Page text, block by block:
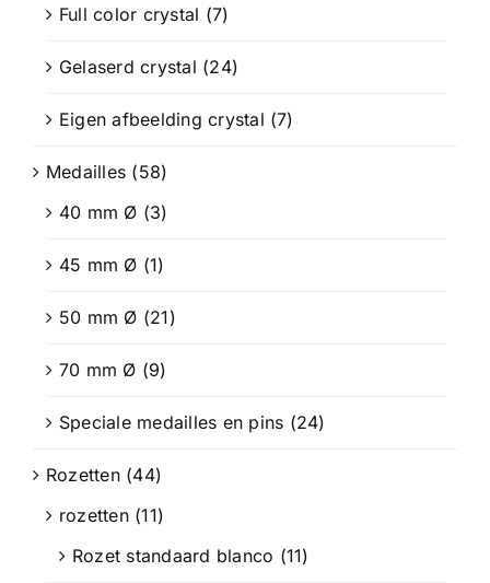
Full color crystal (7)
Gelaserd crystal (24)
Eigen afbeelding crystal (7)
Medailles (58)
40 mm Ø (3)
45 mm Ø (1)
50 mm Ø (21)
70 mm Ø (9)
Speciale medailles en pins (24)
Rozetten (44)
rozetten (11)
Rozet standaard blanco (11)